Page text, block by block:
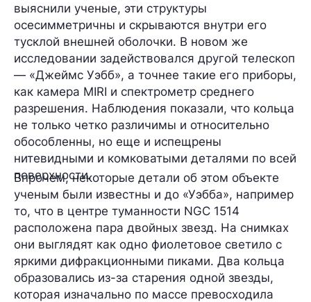
выяснили ученые, эти структуры
осесимметричны и скрываются внутри его
тусклой внешней оболочки. В новом же
исследовании задействовался другой телескоп
— «Джеймс Уэбб», а точнее такие его приборы,
как камера MIRI и спектрометр среднего
разрешения. Наблюдения показали, что кольца
не только четко различимы и относительно
обособленны, но еще и испещрены
нитевидными и комковатыми деталями по всей
поверхности.
Впрочем, некоторые детали об этом объекте
ученым были известны и до «Уэбба», например
то, что в центре туманности NGC 1514
расположена пара двойных звезд. На снимках
они выглядят как одно фиолетовое светило с
яркими дифракционными пиками. Два кольца
образовались из-за старения одной звезды,
которая изначально по массе превосходила